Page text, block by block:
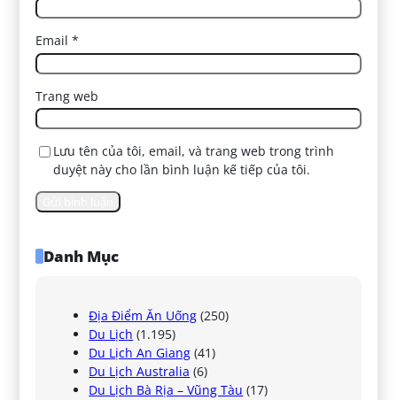
Email*
Trang web
Lưu tên của tôi, email, và trang web trong trình
duyệt này cho lần bình luận kế tiếp của tôi.
Danh Mục
Địa Điểm Ăn Uống (250)
Du Lịch (1.195)
Du Lịch An Giang (41)
Du Lịch Australia (6)
Du Lịch Bà Rịa – Vũng Tàu (17)